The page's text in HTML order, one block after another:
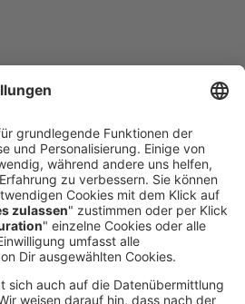
ANRUFEN